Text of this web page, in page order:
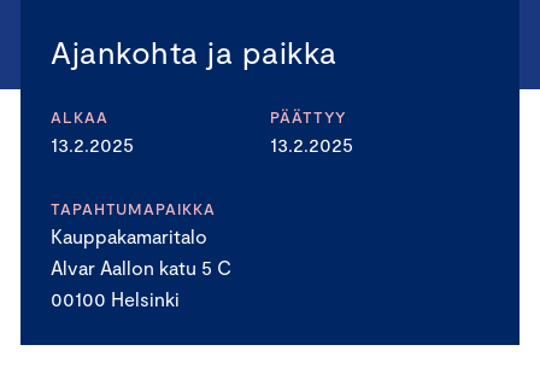
Ajankohta ja paikka
ALKAA
13.2.2025
PÄÄTTYY
13.2.2025
TAPAHTUMAPAIKKA
Kauppakamaritalo
Alvar Aallon katu 5 C
00100 Helsinki